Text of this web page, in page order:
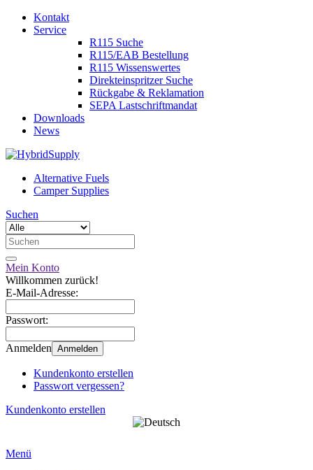
Kontakt
Service
R115 Suche
R115/EAB Bestellung
R115 Wissenswertes
Direkteinspritzer Suche
Rückgabe & Reklamation
SEPA Lastschriftmandat
Downloads
News
Alternative Fuels
Camper Supplies
Suchen
Mein Konto
Willkommen zurück!
E-Mail-Adresse:
Passwort:
Anmelden Anmelden
Kundenkonto erstellen
Passwort vergessen?
Kundenkonto erstellen
Menü